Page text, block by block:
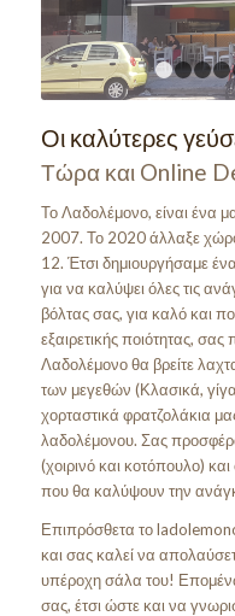
Οι καλύτερες
Τώρα και Online
Το Λαδολέμονο, είναι ένα
2007. Το 2020 άλλαξε
12. Έτσι δημιουργήσαμε
για να καλύψει όλες τις
βόλτας σας, για καλό και
εξαιρετικής ποιότητας, σας
Λαδολέμονο θα βρείτε
των μεγεθών (Κλασικά,
χορταστικά φρατζολάκια
λαδολέμονου. Σας
(χοιρινό και κοτόπουλο)
που θα καλύψουν την
Επιπρόσθετα το
και σας καλεί να
υπέροχη σάλα του!
σας, έτσι ώστε και να